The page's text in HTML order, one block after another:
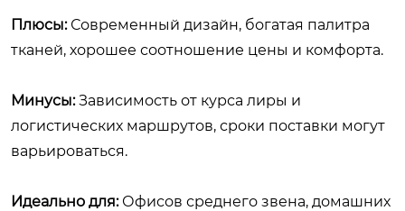
Плюсы:Современный дизайн, богатая палитра
тканей, хорошее соотношение цены и комфорта.
Минусы:Зависимость от курса лиры и
логистических маршрутов, сроки поставки могут
варьироваться.
Идеально для:Офисов среднего звена, домашних